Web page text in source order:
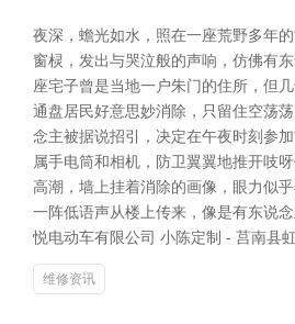
夜深，蟾光如水，照在一座荒野多年
窗棂，发出与哭泣般的声响，仿佛有
座宅子曾是当地一户朱门的住所，但
通盘居民好意思妙消除，只留住空荡
念主被据说招引，决定在午夜时刻参
属手电筒和相机，防卫翼翼地推开吱
高潮，墙上挂着消除的画像，眼力似
一阵低语声从楼上传来，像是有东说
悦电动车有限公司 小陈定制 - 莒南县
维修资讯